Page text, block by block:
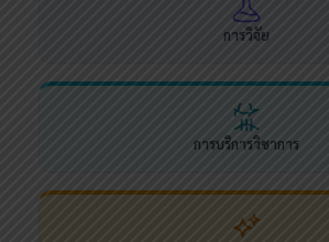
การวิจัย
การบริการวิชาการ